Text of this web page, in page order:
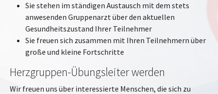
Sie stehen im ständigen Austausch mit dem stets
anwesenden Gruppenarzt über den aktuellen
Gesundheitszustand Ihrer Teilnehmer
Sie freuen sich zusammen mit Ihren Teilnehmern über
große und kleine Fortschritte
Herzgruppen-Übungsleiter werden
Wir freuen uns über interessierte Menschen, die sich zu